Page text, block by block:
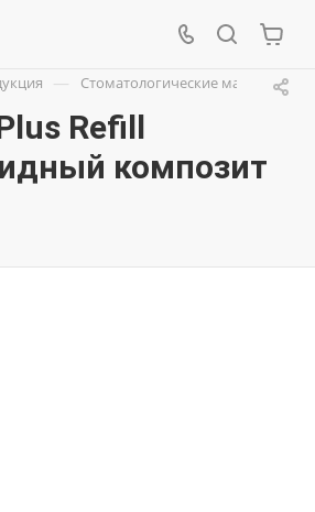
— Стоматологические материалы
Refill
композит